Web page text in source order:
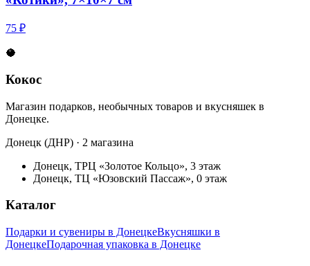
75 ₽
🥥
Кокос
Магазин подарков, необычных товаров и вкусняшек в
Донецке.
Донецк (ДНР) · 2 магазина
Донецк, ТРЦ «Золотое Кольцо», 3 этаж
Донецк, ТЦ «Юзовский Пассаж», 0 этаж
Каталог
Подарки и сувениры в ДонецкеВкусняшки в
ДонецкеПодарочная упаковка в Донецке